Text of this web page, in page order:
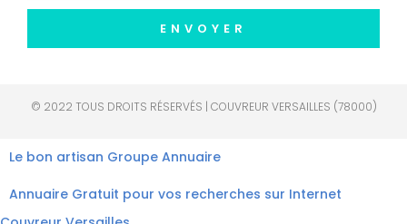
ENVOYER
© 2022 TOUS DROITS RÉSERVÉS | COUVREUR VERSAILLES (78000)
Le bon artisan Groupe Annuaire
Annuaire Gratuit pour vos recherches sur Internet